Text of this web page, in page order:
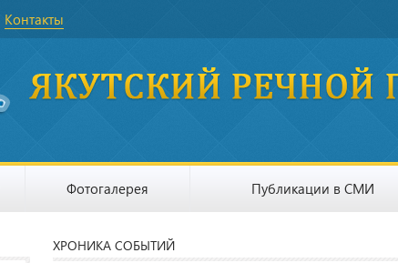
Контакты
Фотогалерея Публикации в СМИ
ХРОНИКА СОБЫТИЙ